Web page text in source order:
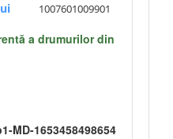
1007601009901
a drumurilor din
MD-1653458498654